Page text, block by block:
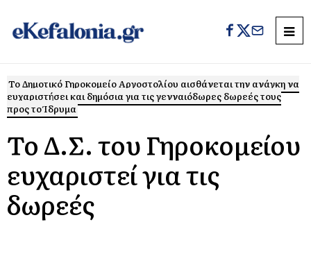
Το Δημοτικό Γηροκομείο Αργοστολίου αισθάνεται την ανάγκη να
ευχαριστήσει και δημόσια για τις γενναιόδωρες δωρεές τους
προς το Ίδρυμα
Το Δ.Σ. του Γηροκομείου
ευχαριστεί για τις
δωρεές